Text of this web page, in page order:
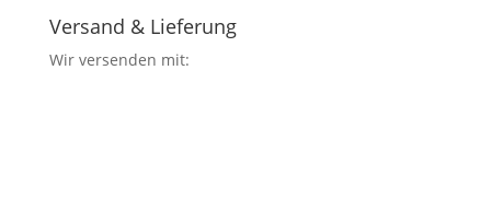
Versand & Lieferung
Wir versenden mit: